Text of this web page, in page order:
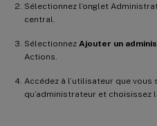
Sélectionnez l’onglet
central.
Sélectionnez Ajouter un
Actions.
Accédez à l’utilisateur que
qu’administrateur et choisissez